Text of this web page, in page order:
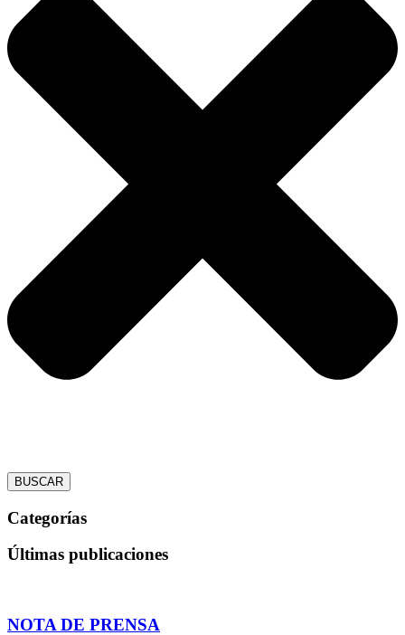
BUSCAR
Categorías
Últimas publicaciones
NOTA DE PRENSA